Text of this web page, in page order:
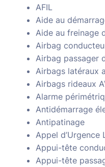
AFIL
Aide au
Aide au freinage
Airbag
Airbag passager
Airbags latéraux
Airbags rideaux
Alarme
Antidémarrage
Antipatinage
Appel d’Urgence
Appui-tête
Appui-tête